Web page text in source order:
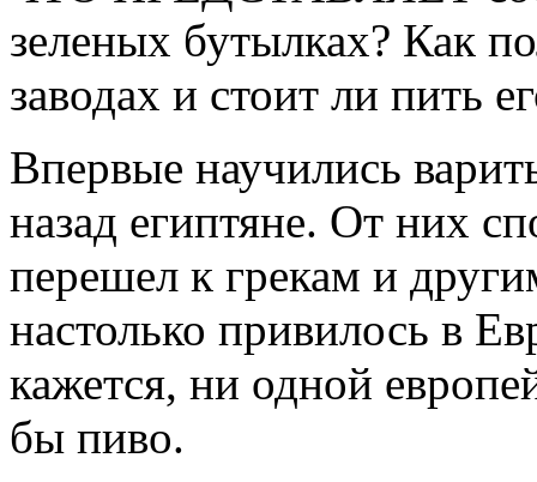
зеленых бутылках? Как
заводах и стоит ли пить
Впервые научились
назад египтяне. От них
перешел к грекам и
настолько привилось в
кажется, ни одной
бы пиво.